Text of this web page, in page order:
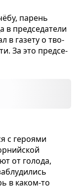
парень
в пред­се­да­тели
в газету о тво­
За это пред­се­
с геро­ями
от голода,
в каком-то